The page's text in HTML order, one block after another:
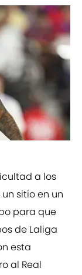
a los
sitio en un
para que
de Laliga
esta
al Real